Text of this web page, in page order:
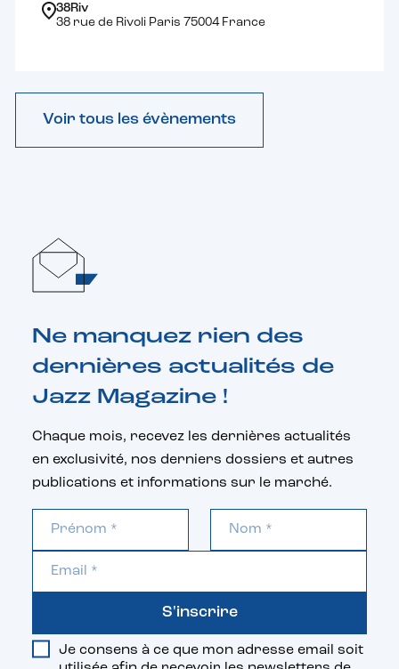
38Riv
38 rue de Rivoli Paris 75004 France
Voir tous les évènements
Ne manquez rien des
dernières actualités de
Jazz Magazine !
Chaque mois, recevez les dernières actualités
en exclusivité, nos derniers dossiers et autres
publications et informations sur le marché.
Je consens à ce que mon adresse email soit
S'inscrire